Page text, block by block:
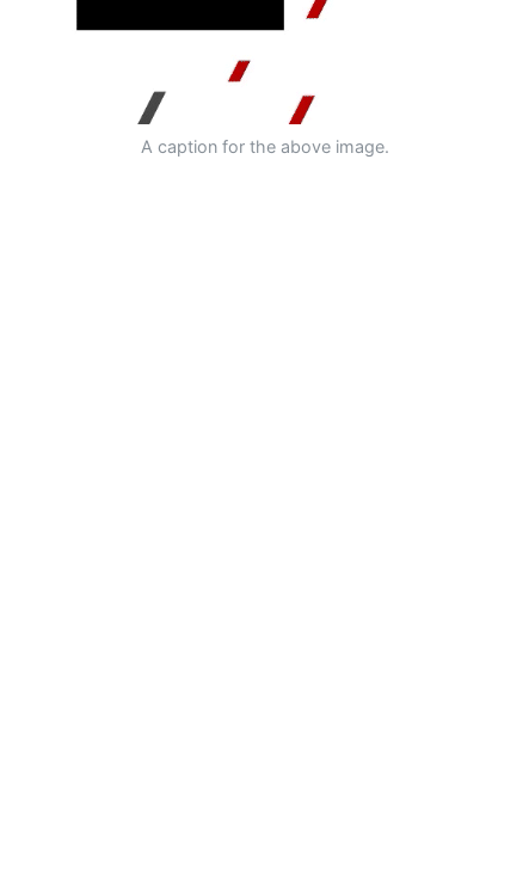
A caption for the above image.